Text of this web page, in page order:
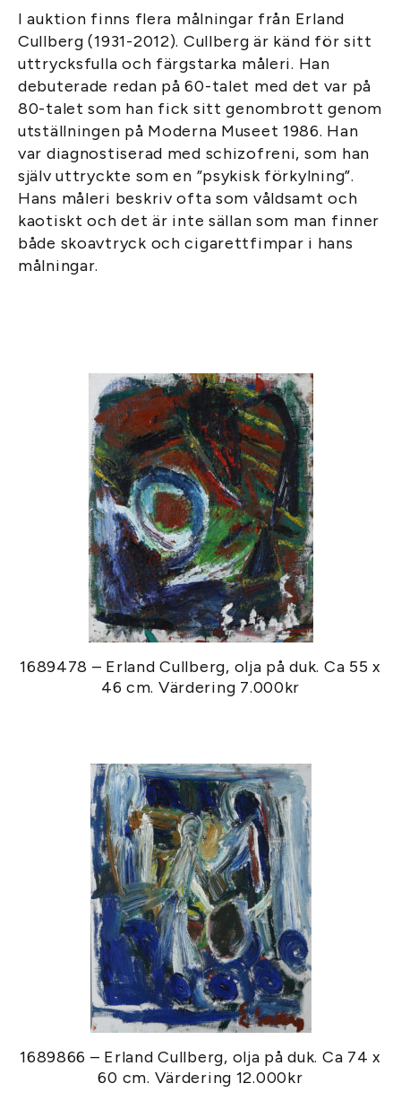
I auktion finns flera målningar från Erland
Cullberg (1931-2012). Cullberg är känd för sitt
uttrycksfulla och färgstarka måleri. Han
debuterade redan på 60-talet med det var på
80-talet som han fick sitt genombrott genom
utställningen på Moderna Museet 1986. Han
var diagnostiserad med schizofreni, som han
själv uttryckte som en ”psykisk förkylning”.
Hans måleri beskriv ofta som våldsamt och
kaotiskt och det är inte sällan som man finner
både skoavtryck och cigarettfimpar i hans
målningar.
1689478 – Erland Cullberg, olja på duk. Ca 55 x
46 cm. Värdering 7.000kr
1689866 – Erland Cullberg, olja på duk. Ca 74 x
60 cm. Värdering 12.000kr